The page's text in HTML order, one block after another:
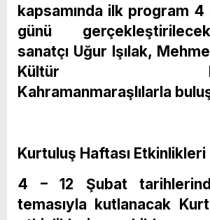
kapsamında ilk program 4
günü
sanatçı Uğur Işılak,
Kültür
Kahramanmaraşlılarla
Kurtuluş Haftası Etkinlikleri
4 – 12 Şubat
temasıyla kutlanacak